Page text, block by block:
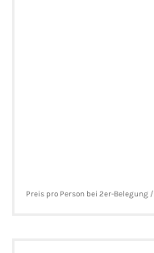
Norwegian Cruise
Preis pro Person bei 2er-